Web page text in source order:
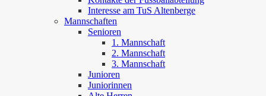
Interesse am TuS Altenberge
Mannschaften
Senioren
1. Mannschaft
2. Mannschaft
3. Mannschaft
Junioren
Juniorinnen